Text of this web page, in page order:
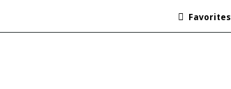
Favorites